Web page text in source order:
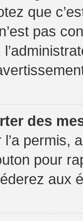
que
pas
des
l’a
pour
aux